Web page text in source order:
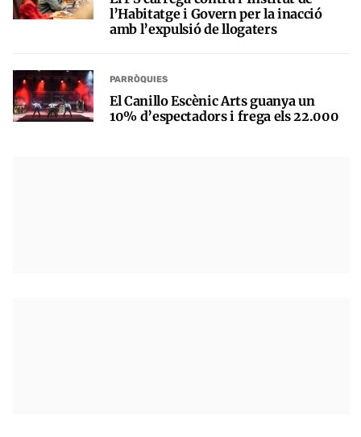
l’Habitatge i Govern per la inacció
amb l’expulsió de llogaters
PARRÒQUIES
El Canillo Escènic Arts guanya un
10% d’espectadors i frega els 22.000